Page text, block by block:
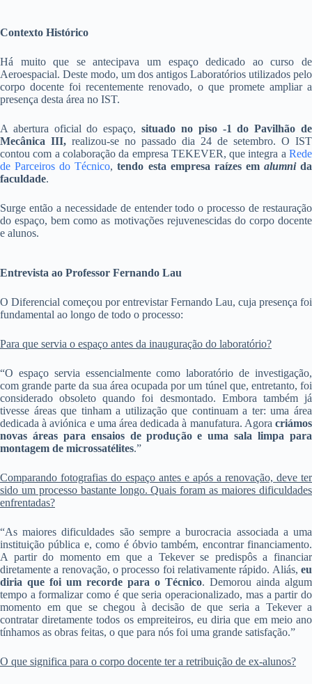
Contexto Histórico
Há muito que se antecipava um espaço dedicado ao curso de
Aeroespacial. Deste modo, um dos antigos Laboratórios utilizados pelo
corpo docente foi recentemente renovado, o que promete ampliar a
presença desta área no IST.
A abertura oficial do espaço,situado no piso -1 do Pavilhão de
Mecânica III, realizou-se no passado dia 24 de setembro. O IST
contou com a colaboração da empresa TEKEVER, que integra a Rede
de Parceiros do Técnico,tendo esta empresa raízes em alumnida
faculdade.
Surge então a necessidade de entender todo o processo de restauração
do espaço, bem como as motivações rejuvenescidas do corpo docente
e alunos.
Entrevista ao Professor Fernando Lau
O Diferencial começou por entrevistar Fernando Lau, cuja presença foi
fundamental ao longo de todo o processo:
Para que servia o espaço antes da inauguração do laboratório?
“O espaço servia essencialmente como laboratório de investigação,
com grande parte da sua área ocupada por um túnel que, entretanto, foi
considerado obsoleto quando foi desmontado. Embora também já
tivesse áreas que tinham a utilização que continuam a ter: uma área
dedicada à aviónica e uma área dedicada à manufatura. Agora criámos
novas áreas para ensaios de produção e uma sala limpa para
montagem de microssatélites.”
Comparando fotografias do espaço antes e após a renovação, deve ter
sido um processo bastante longo. Quais foram as maiores dificuldades
enfrentadas?
“As maiores dificuldades são sempre a burocracia associada a uma
instituição pública e, como é óbvio também, encontrar financiamento.
A partir do momento em que a Tekever se predispôs a financiar
diretamente a renovação, o processo foi relativamente rápido. Aliás, eu
diria que foi um recorde para o Técnico. Demorou ainda algum
tempo a formalizar como é que seria operacionalizado, mas a partir do
momento em que se chegou à decisão de que seria a Tekever a
contratar diretamente todos os empreiteiros, eu diria que em meio ano
tínhamos as obras feitas, o que para nós foi uma grande satisfação.”
O que significa para o corpo docente ter a retribuição de ex-alunos?